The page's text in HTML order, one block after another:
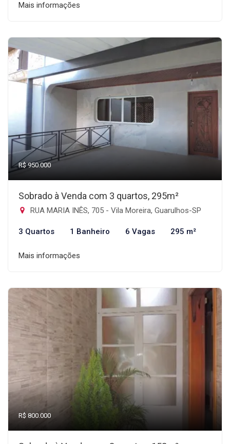
Mais informações
R$ 950.000
Sobrado à Venda com 3 quartos, 295m²
RUA MARIA INÊS, 705 - Vila Moreira, Guarulhos-SP
3 Quartos 1 Banheiro 6 Vagas 295 m²
Mais informações
R$ 800.000